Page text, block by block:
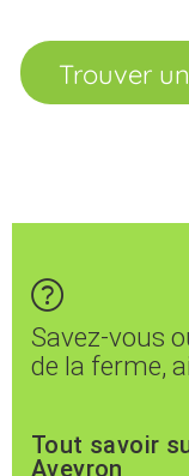
Trouver
Savez-vous
de la ferme,
Tout savoir
Aveyron